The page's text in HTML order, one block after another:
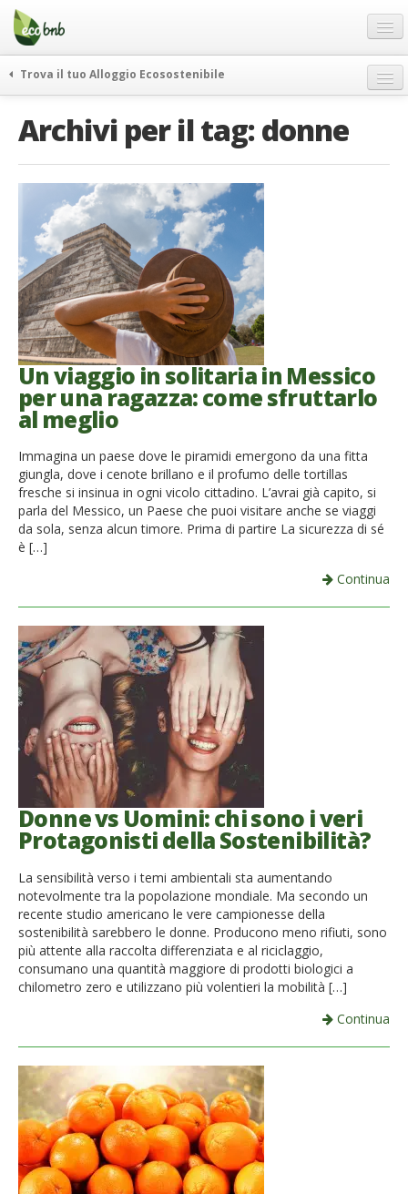
Menu
Salta
contenuto
Offerte Speciali
Regali
FAQ
Partner
Contatti
Italiano
German
English
Spanish
French
Italiano
Trova il tuo Alloggio Ecosostenibile
itinerari
vivere e viaggiare verde
news ed eventi
ecohotel
rassegna stampa
Archivi per il tag:donne
Un viaggio in solitaria in Messico
per una ragazza: come sfruttarlo
al meglio
Immagina un paese dove le piramidi emergono da una fitta
giungla, dove i cenote brillano e il profumo delle tortillas
fresche si insinua in ogni vicolo cittadino. L’avrai già capito, si
parla del Messico, un Paese che puoi visitare anche se viaggi
da sola, senza alcun timore. Prima di partire La sicurezza di sé
è […]
Continua
Donne vs Uomini: chi sono i veri
Protagonisti della Sostenibilità?
La sensibilità verso i temi ambientali sta aumentando
notevolmente tra la popolazione mondiale. Ma secondo un
recente studio americano le vere campionesse della
sostenibilità sarebbero le donne. Producono meno rifiuti, sono
più attente alla raccolta differenziata e al riciclaggio,
consumano una quantità maggiore di prodotti biologici a
chilometro zero e utilizzano più volentieri la mobilità […]
Continua